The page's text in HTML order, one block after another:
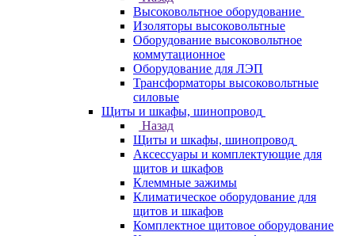
Высоковольтное оборудование
Изоляторы высоковольтные
Оборудование высоковольтное
коммутационное
Оборудование для ЛЭП
Трансформаторы высоковольтные
силовые
Щиты и шкафы, шинопровод
Назад
Щиты и шкафы, шинопровод
Аксессуары и комплектующие для
щитов и шкафов
Клеммные зажимы
Климатическое оборудование для
щитов и шкафов
Комплектное щитовое оборудование